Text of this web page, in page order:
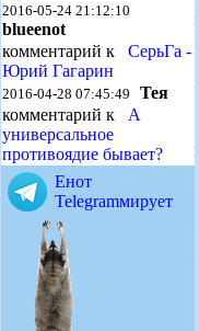
2016-05-24 21:12:10
blueenot
комментарий к СерьГа -
Юрий Гагарин
2016-04-28 07:45:49 Тея
комментарий к А
универсальное
противоядие бывает?
Енот
Telegramмирует